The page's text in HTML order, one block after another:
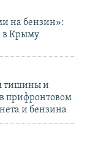
на бензин»:
в Крыму
тишины и
прифронтовом
и бензина